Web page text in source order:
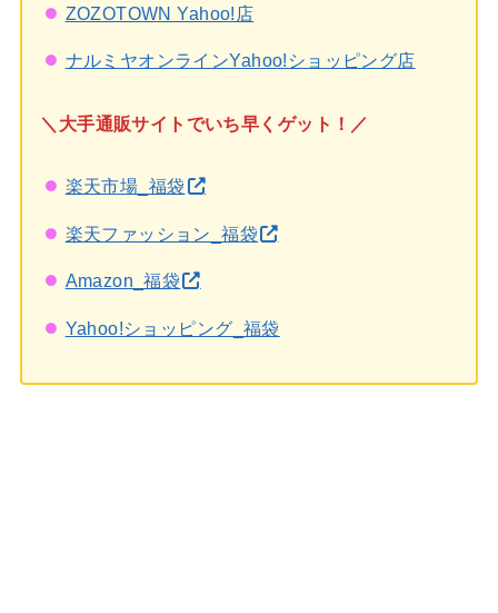
ZOZOTOWN Yahoo!店
ナルミヤオンラインYahoo!ショッピング店
＼大手通販サイトでいち早くゲット！／
楽天市場_福袋
楽天ファッション_福袋
Amazon_福袋
Yahoo!ショッピング_福袋